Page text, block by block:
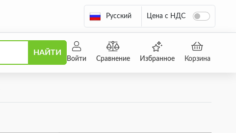
Русский Цена с НДС
НАЙТИ
Войти Сравнение Избранное Корзина